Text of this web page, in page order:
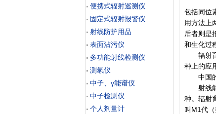
便携式辐射巡测仪
固定式辐射报警仪
射线防护用品
表面沾污仪
多功能射线检测仪
测氡仪
中子、γ能谱仪
中子检测仪
个人剂量计
包括同位
用方法上
后者则是
和生化过
辐射育
种上的应
中国的
射线能
种。辐射
叫M1代